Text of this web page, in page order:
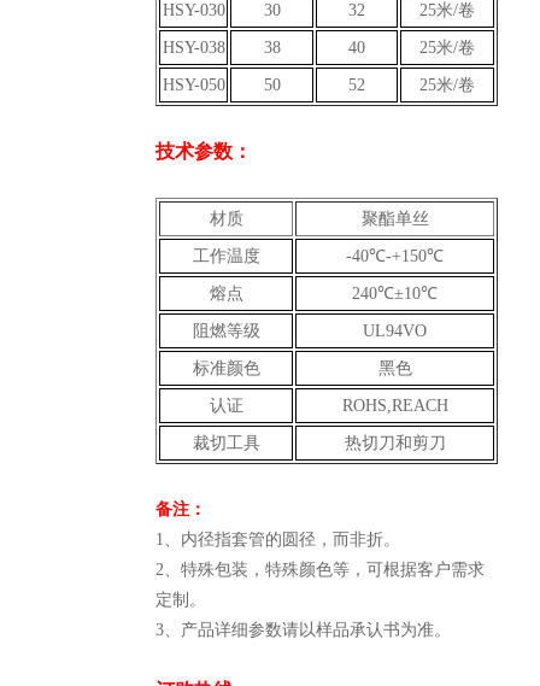
HSY-030 30 32 25米/卷
HSY-038 38 40 25米/卷
HSY-050 50 52 25米/卷
技术参数：
材质 聚酯单丝
工作温度 -40℃-+150℃
熔点 240℃±10℃
阻燃等级 UL94VO
标准颜色 黑色
认证 ROHS,REACH
裁切工具 热切刀和剪刀
备注：
1、内径指套管的圆径，而非折。
2、特殊包装，特殊颜色等，可根据客户需求
定制。
3、产品详细参数请以样品承认书为准。